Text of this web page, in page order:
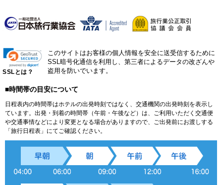
SSLとは？
このサイトはお客様の個人情報を安全に送受信するために
SSL暗号化通信を利用し、第三者によるデータの改ざんや
盗用を防いでいます。
■時間帯の目安について
日程表内の時間帯はホテルの出発時刻ではなく、交通機関の出発時刻を表示し
ています。出発・到着の時間帯（午前・午後など）は、ご利用いただく交通便
や交通事情などにより変更となる場合がありますので、ご出発前にお渡しする
「旅行日程表」にてご確認ください。